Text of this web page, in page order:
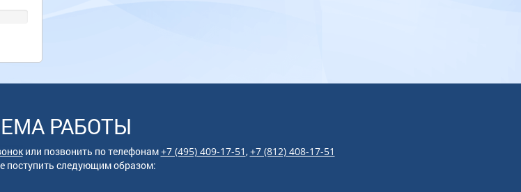
РАБОТЫ
или позвонить потелефонам+7 (495) 409-17-51,+7 (812) 408-17-51
поступить следующим образом: